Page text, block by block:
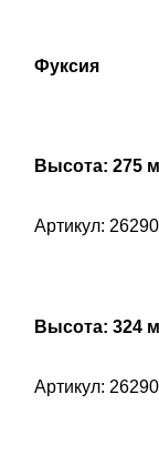
Фуксия
Высота: 275
Артикул:
Высота: 324
Артикул: